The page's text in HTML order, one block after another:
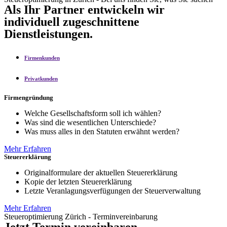
Als Ihr Partner entwickeln wir
individuell zugeschnittene
Dienstleistungen.
Firmenkunden
Privatkunden
Firmengründung
Welche Gesellschaftsform soll ich wählen?
Was sind die wesentlichen Unterschiede?
Was muss alles in den Statuten erwähnt werden?
Mehr Erfahren
Steuererklärung
Originalformulare der aktuellen Steuererklärung
Kopie der letzten Steuererklärung
Letzte Veranlagungsverfügungen der Steuerverwaltung
Mehr Erfahren
Steueroptimierung Zürich - Terminvereinbarung